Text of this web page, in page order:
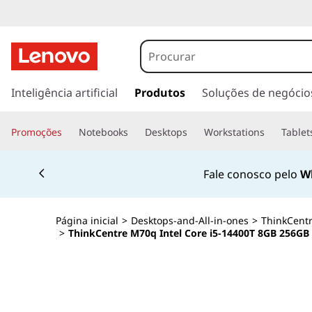
a
a
r
Inteligência artificial Produtos Soluções de
Promoções Notebooks Desktops Workstations
Fale conosco pelo
Página inicial > Desktops-and-All-in-ones >
> ThinkCentre M70q Intel Core i5-14400T 8GB